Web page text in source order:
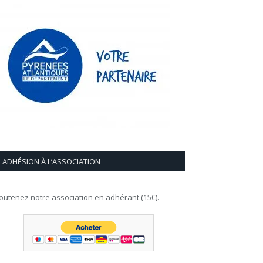
ADHÉSION À L’ASSOCIATION
notre association en adhérant (15€).